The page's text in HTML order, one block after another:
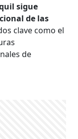
sigue
de las
clave como el
de